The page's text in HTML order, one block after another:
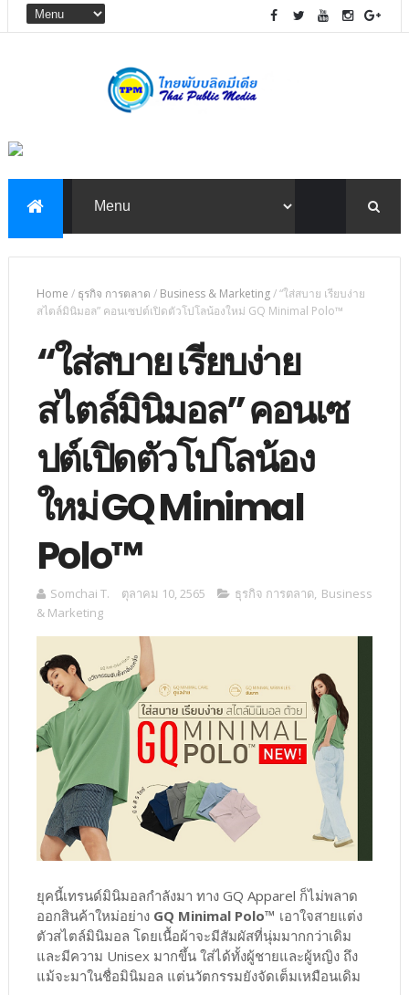
Home / ธุรกิจ การตลาด / Business & Marketing/“ใส่สบาย เรียบง่าย
สไตล์มินิมอล” คอนเซปต์เปิดตัวโปโลน้องใหม่ GQ Minimal Polo™
“ใส่สบาย เรียบง่าย
สไตล์มินิมอล” คอนเซ
ปต์เปิดตัวโปโลน้อง
ใหม่ GQ Minimal
Polo™
Somchai T. ตุลาคม 10, 2565 ธุรกิจ การตลาด, Business
& Marketing
ยุคนี้เทรนด์มินิมอลกำลังมา ทาง GQ Apparel ก็ไม่พลาด
ออกสินค้าใหม่อย่าง GQ Minimal Polo™ เอาใจสายแต่ง
ตัวสไตล์มินิมอล โดยเนื้อผ้าจะมีสัมผัสที่นุ่มมากกว่าเดิม
และมีความ Unisex มากขึ้น ใส่ได้ทั้งผู้ชายและผู้หญิง ถึง
แม้จะมาในชื่อมินิมอล แต่นวัตกรรมยังจัดเต็มเหมือนเดิม